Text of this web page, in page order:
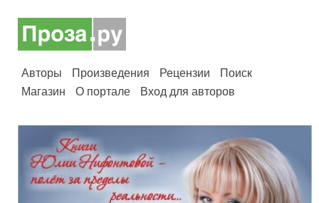
Авторы Произведения Рецензии
Поиск
Магазин
О портале Вход для авторов